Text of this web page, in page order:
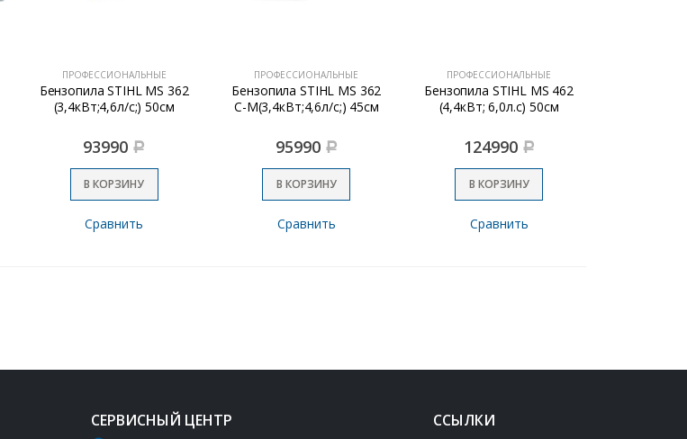
ПРОФЕССИОНАЛЬНЫЕ
Бензопила STIHL MS 362
(3,4кВт;4,6л/с;) 50см
93990 Р
В КОРЗИНУ
Сравнить
ПРОФЕССИОНАЛЬНЫЕ
Бензопила STIHL MS 362
С-М(3,4кВт;4,6л/с;) 45см
95990 Р
В КОРЗИНУ
Сравнить
ПРОФЕССИОНАЛЬНЫЕ
Бензопила STIHL MS 462
(4,4кВт; 6,0л.с) 50см
124990 Р
В КОРЗИНУ
Сравнить
СЕРВИСНЫЙ ЦЕНТР ССЫЛКИ